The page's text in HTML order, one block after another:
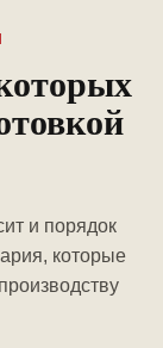
и порядок
которые